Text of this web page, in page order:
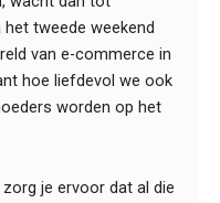
tweede weekend
van e-commerce in
hoe liefdevol we ook
worden op het
je ervoor dat al die